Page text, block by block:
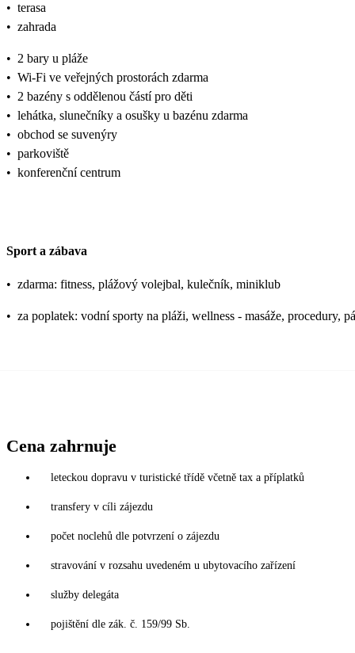
• terasa
• zahrada
• 2 bary u pláže
• Wi-Fi ve veřejných prostorách zdarma
• 2 bazény s oddělenou částí pro děti
• lehátka, slunečníky a osušky u bazénu zdarma
• obchod se suvenýry
• parkoviště
• konferenční centrum
Sport a zábava
• zdarma: fitness, plážový volejbal, kulečník, miniklub
• za poplatek: vodní sporty na pláži, wellness - masáže, procedury,
Cena zahrnuje
leteckou dopravu v turistické třídě včetně tax a příplatků
transfery v cíli zájezdu
počet noclehů dle potvrzení o zájezdu
stravování v rozsahu uvedeném u ubytovacího zařízení
služby delegáta
pojištění dle zák. č. 159/99 Sb.